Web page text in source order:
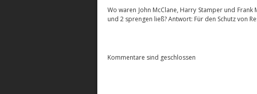
Wo waren John McClane, Harry Stamper und
und 2 sprengen ließ? Antwort: Für den Schutz von
Kommentare sind geschlossen